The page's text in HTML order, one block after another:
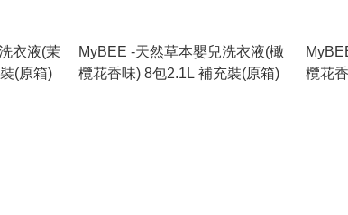
衣液(茉
(原箱)
MyBEE -天然草本嬰兒洗衣液(橄
欖花香味) 8包2.1L 補充裝(原箱)
欖花